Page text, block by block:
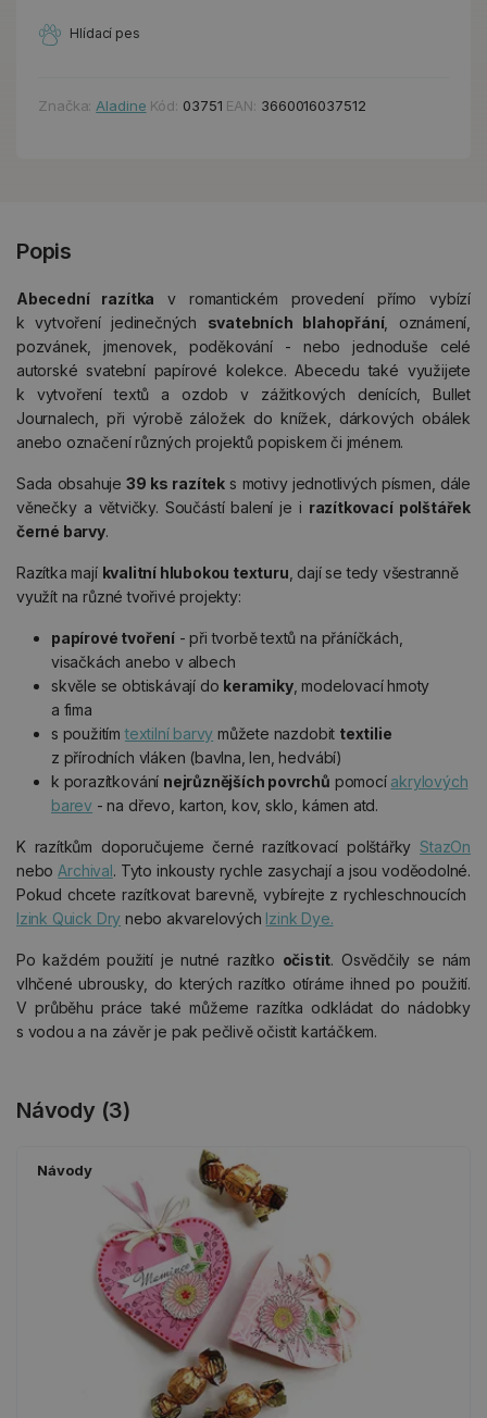
Hlídací pes
Značka: Aladine Kód: 03751 EAN: 3660016037512
Popis
Abecední razítka v romantickém provedení přímo vybízí
k vytvoření jedinečných svatebních blahopřání, oznámení,
pozvánek, jmenovek, poděkování - nebo jednoduše celé
autorské svatební papírové kolekce. Abecedu také využijete
k vytvoření textů a ozdob v zážitkových denících, Bullet
Journalech, při výrobě záložek do knížek, dárkových obálek
anebo označení různých projektů popiskem či jménem.
Sada obsahuje39 ks razítek s motivy jednotlivých písmen, dále
věnečky a větvičky. Součástí balení je i razítkovací polštářek
černé barvy.
Razítka mají kvalitní hlubokou texturu , dají se tedy všestranně
využít na různé tvořivé projekty:
papírové tvoření- při tvorbě textů na přáníčkách,
visačkách anebo v albech
skvěle se obtiskávají do keramiky, modelovací hmoty
a fima
s použitímtextilní barvy můžete nazdobit textilie
z přírodních vláken (bavlna, len, hedvábí)
k porazítkování nejrůznějších povrchů pomocí akrylových
barev - na dřevo, karton, kov, sklo, kámen atd.
K razítkům doporučujeme černé razítkovací polštářkyStazOn
neboArchival. Tyto inkousty rychle zasychají a jsou voděodolné.
Pokud chcete razítkovat barevně, vybírejte z rychleschnoucích
Izink Quick Dry nebo akvarelových Izink Dye.
Po každém použití je nutné razítko očistit. Osvědčily se nám
vlhčené ubrousky, do kterých razítko otíráme ihned po použití.
V průběhu práce také můžeme razítka odkládat do nádobky
s vodou a na závěr je pak pečlivě očistit kartáčkem.
Návody (3)
Návody